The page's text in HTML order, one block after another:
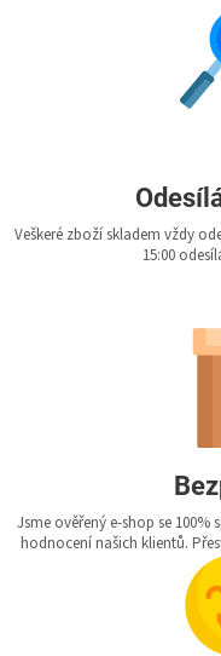
Veškeré zboží skladem vždy
15:00
Jsme ověřený e-shop se
hodnocení našich klientů.